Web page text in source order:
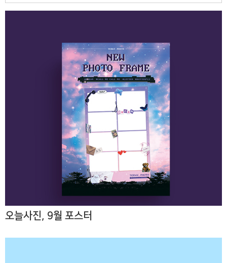
오늘사진, 9월 포스터